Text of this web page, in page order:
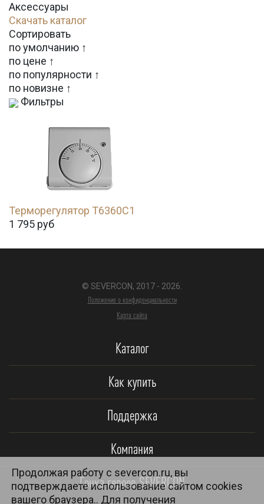
Аксессуары
Скачать каталог
Сортировать
по умолчанию ↑
по цене ↑
по популярности ↑
по новизне ↑
Фильтры
Терморегулятор T6360C1
1 795 руб
© SEVERCON, 2017 - 2026.
Положение о конфиденциальности
Карта сайта
Каталог
Как купить
Поддержка
Компания
Гонка героев SEVERCON
Продолжая работу с severcon.ru, вы
подтверждаете использование сайтом cookies
вашего браузера.. Для получения